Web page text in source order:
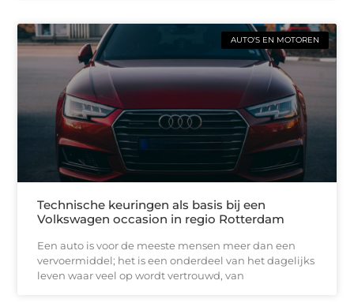
AUTO'S EN MOTOREN
Technische keuringen als basis bij een
Volkswagen occasion in regio Rotterdam
Een auto is voor de meeste mensen meer dan een
vervoermiddel; het is een onderdeel van het dagelijks
leven waar veel op wordt vertrouwd, van